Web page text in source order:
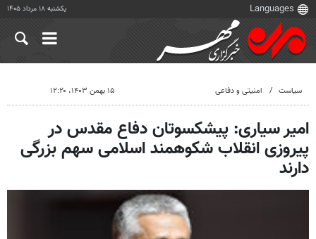
یکشنبه ۱۸ مرداد ۱۴۰۵
سیاست امنیتی و دفاعی ۱۵ بهمن ۱۴۰۳، ۱۲:۲۰
امیر سیاری: پیشکسوتان دفاع مقدس در
پیروزی انقلاب شکوهمند اسلامی سهم بزرگی
دارند